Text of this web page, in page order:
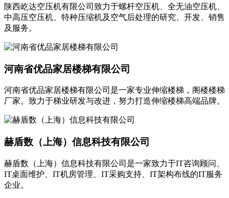
陕西屹达空压机有限公司致力于螺杆空压机、全无油空压机、
中高压空压机、特种压缩机及空气后处理的研究、开发、销售
及服务。
河南省优品家居楼梯有限公司
河南省优品家居楼梯有限公司是一家专业伸缩楼梯，阁楼楼梯
厂家。致力于梯业研发与改进，努力打造伸缩楼梯高端品牌。
赫盾数（上海）信息科技有限公司
赫盾数（上海）信息科技有限公司是一家致力于IT咨询顾问、
IT桌面维护、IT机房管理、IT采购支持、IT架构布线的IT服务
企业。